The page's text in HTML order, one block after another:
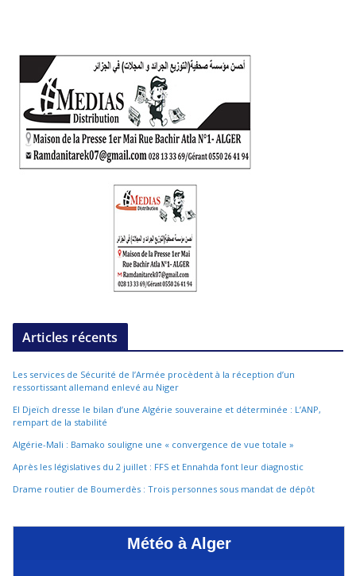
Articles récents
Les services de Sécurité de l’Armée procèdent à la réception d’un
ressortissant allemand enlevé au Niger
El Djeïch dresse le bilan d’une Algérie souveraine et déterminée : L’ANP,
rempart de la stabilité
Algérie-Mali : Bamako souligne une « convergence de vue totale »
Après les législatives du 2 juillet : FFS et Ennahda font leur diagnostic
Drame routier de Boumerdès : Trois personnes sous mandat de dépôt
Météo à Alger